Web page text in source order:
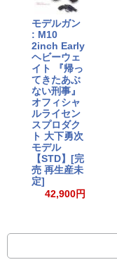
モデルガン
: M10
2inch Early
ヘビーウェ
イト 『帰っ
てきたあぶ
ない刑事』
オフィシャ
ルライセン
スプロダク
ト 大下勇次
モデル
【STD】[完
売 再生産未
定]
42,900円